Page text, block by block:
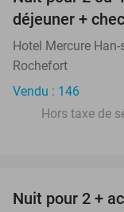
déjeuner +
Hotel Mercure Han-
Rochefort
Vendu : 146
Hors taxe de
Nuit pour 2 +